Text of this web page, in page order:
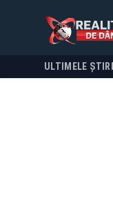
ULTIMELE ȘTIRI